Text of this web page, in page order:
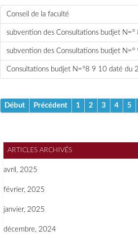
Conseil de la faculté
subvention des Consultations budjet N=°
subvention des Consultations budjet
Consultations budjet N=°8 9 10 daté du
Début Précédent 1 2 3 4 5
ARTICLES ARCHIVÉS
avril, 2025
février, 2025
janvier, 2025
décembre, 2024